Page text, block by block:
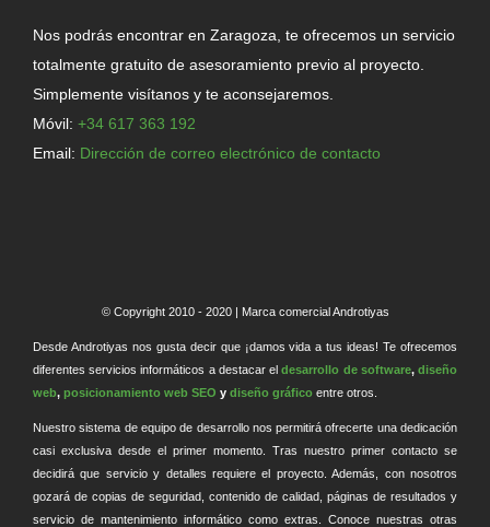
Nos podrás encontrar en Zaragoza, te ofrecemos un servicio
totalmente gratuito de asesoramiento previo al proyecto.
Simplemente visítanos y te aconsejaremos.
Móvil: +34 617 363 192
Email: Dirección de correo electrónico de contacto
© Copyright 2010 - 2020 | Marca comercial Androtiyas
Desde Androtiyas nos gusta decir que ¡damos vida a tus ideas! Te ofrecemos
diferentes servicios informáticos a destacar eldesarrollo de software,diseño
web, posicionamiento web SEO y diseño gráfico entre otros.
Nuestro sistema de equipo de desarrollo nos permitirá ofrecerte una dedicación
casi exclusiva desde el primer momento. Tras nuestro primer contacto se
decidirá que servicio y detalles requiere el proyecto. Además, con nosotros
gozará de copias de seguridad, contenido de calidad, páginas de resultados y
servicio de mantenimiento informático como extras. Conoce nuestras otras